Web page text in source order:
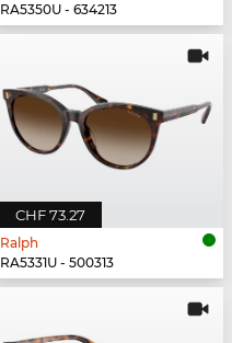
RA5350U - 634213
CHF 73.27
Ralph
RA5331U - 500313